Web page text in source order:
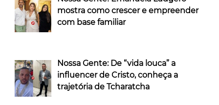
mostra como crescer e empreender
com base familiar
Nossa Gente: De “vida louca” a
influencer de Cristo, conheça a
trajetória de Tcharatcha